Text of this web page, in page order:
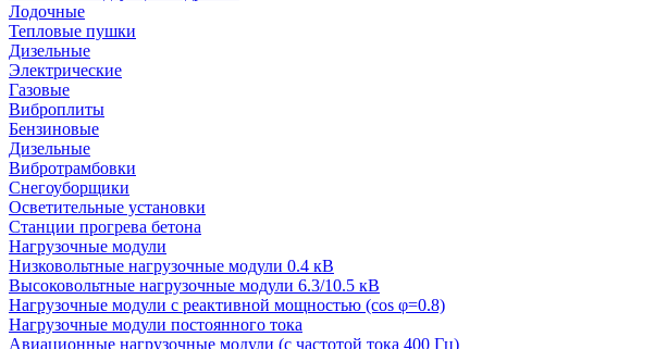
Лодочные
Тепловые пушки
Дизельные
Электрические
Газовые
Виброплиты
Бензиновые
Дизельные
Вибротрамбовки
Снегоуборщики
Осветительные установки
Станции прогрева бетона
Нагрузочные модули
Низковольтные нагрузочные модули 0.4 кВ
Высоковольтные нагрузочные модули 6.3/10.5 кВ
Нагрузочные модули с реактивной мощностью (cos φ=0.8)
Нагрузочные модули постоянного тока
Авиационные нагрузочные модули (с частотой тока 400 Гц)